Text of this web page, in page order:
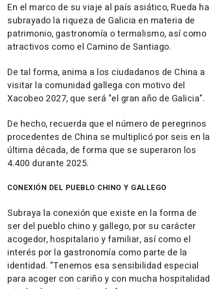
En el marco de su viaje al país asiático, Rueda ha
subrayado la riqueza de Galicia en materia de
patrimonio, gastronomía o termalismo, así como
atractivos como el Camino de Santiago.
De tal forma, anima a los ciudadanos de China a
visitar la comunidad gallega con motivo del
Xacobeo 2027, que será "el gran año de Galicia".
De hecho, recuerda que el número de peregrinos
procedentes de China se multiplicó por seis en la
última década, de forma que se superaron los
4.400 durante 2025.
CONEXIÓN DEL PUEBLO CHINO Y GALLEGO
Subraya la conexión que existe en la forma de
ser del pueblo chino y gallego, por su carácter
acogedor, hospitalario y familiar, así como el
interés por la gastronomía como parte de la
identidad. "Tenemos esa sensibilidad especial
para acoger con cariño y con mucha hospitalidad